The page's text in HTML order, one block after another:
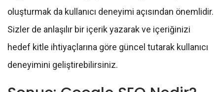
oluşturmak da kullanıcı deneyimi açısından önemlidir.
Sizler de anlaşılır bir içerik yazarak ve içeriğinizi
hedef kitle ihtiyaçlarına göre güncel tutarak kullanıcı
deneyimini geliştirebilirsiniz.